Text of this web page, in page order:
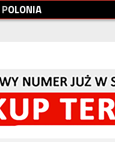
POLONIA